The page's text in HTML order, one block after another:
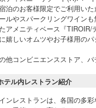
泊のお客様限定でご利用い
ルやスパークリングワインも
アメニティベース『
嬉しいオムツやお子様用のパ
他コンビニエンスストア、
テル内レストラン紹介
ンレストランは、各国の多